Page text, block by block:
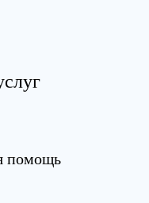
помощь